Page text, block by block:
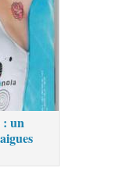
: un